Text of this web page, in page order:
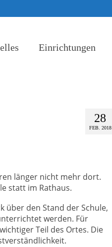
Einrichtungen
28
FEB. 2018
länger nicht mehr dort.
statt im Rathaus.
über den Stand der Schule,
werden. Für
Teil des Ortes. Die